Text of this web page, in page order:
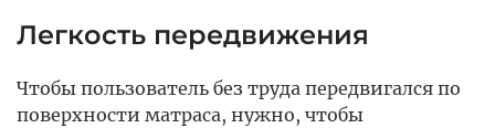
Легкость передвижения
Чтобы пользователь без труда передвигался по
поверхности матраса, нужно, чтобы